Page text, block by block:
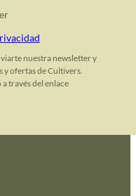
nuestra newsletter y
ofertas de Cultivers.
través del enlace